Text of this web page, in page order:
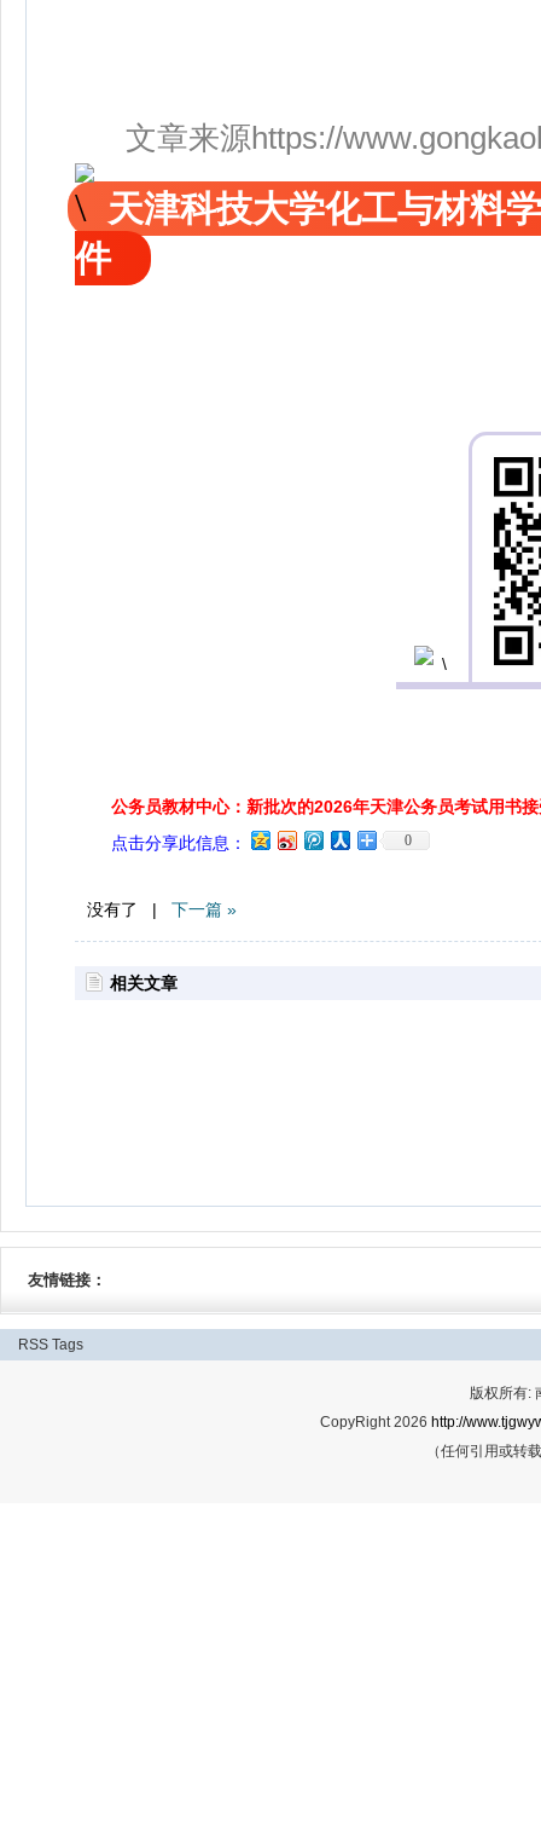
文章来源https://
天津科技大学化工与材料
件
公务员教材中心：新批次的2026年天津公务员考试用书
点击分享此信息：
0
没有了 | 下一篇 »
相关文章
友情链接：
RSS Tags
版权所有:
CopyRight 2026 http://
（任何引用或转